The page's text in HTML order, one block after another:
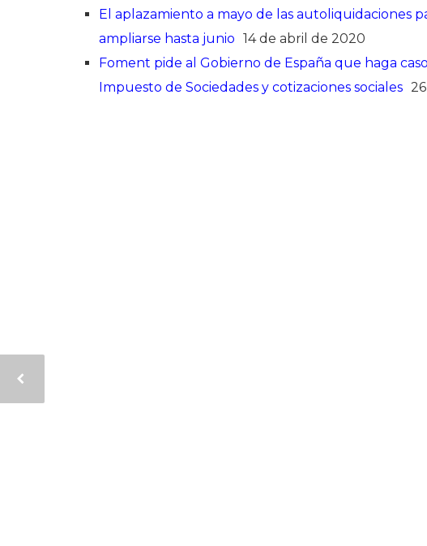
El aplazamiento a mayo de las autoliquidaciones
ampliarse hasta junio 14 de abril de 2020
Foment pide al Gobierno de España que haga
Impuesto de Sociedades y cotizaciones sociales